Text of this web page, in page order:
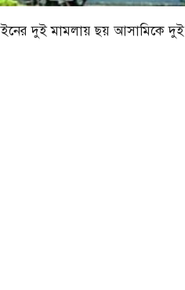
আইনের দুই মামলায় ছয় আসামিকে দুই